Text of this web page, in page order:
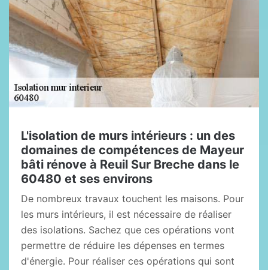
L'isolation de murs intérieurs : un des
domaines de compétences de Mayeur
bâti rénove à Reuil Sur Breche dans le
60480 et ses environs
De nombreux travaux touchent les maisons. Pour
les murs intérieurs, il est nécessaire de réaliser
des isolations. Sachez que ces opérations vont
permettre de réduire les dépenses en termes
d'énergie. Pour réaliser ces opérations qui sont